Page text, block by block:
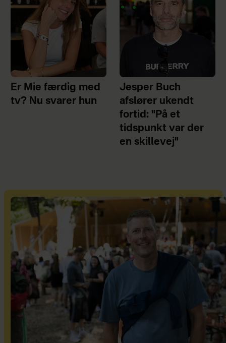
Er Mie færdig med
tv? Nu svarer hun
Jesper Buch
afslører ukendt
fortid: "På et
tidspunkt var der
en skillevej"